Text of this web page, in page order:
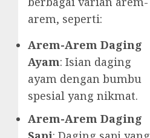
arem, seperti:
Arem-Arem Daging
Ayam: Isian daging
ayam dengan bumbu
spesial yang nikmat.
Arem-Arem Daging